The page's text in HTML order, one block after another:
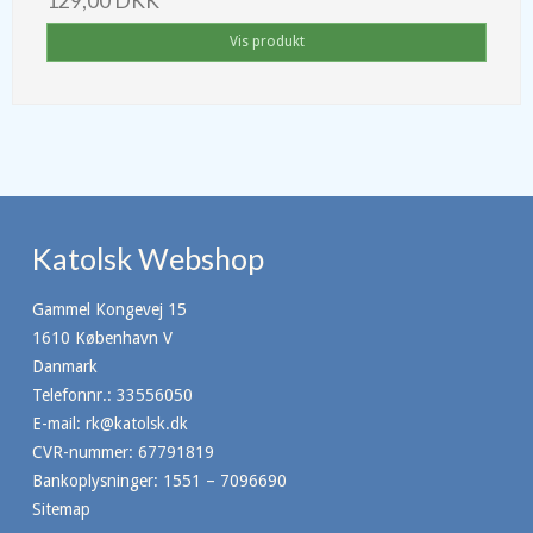
Vis produkt
Katolsk Webshop
Gammel Kongevej 15
1610 København V
Danmark
Telefonnr.: 33556050
E-mail : rk@katolsk.dk
CVR-nummer: 67791819
Bankoplysninger: 1551 – 7096690
Sitemap